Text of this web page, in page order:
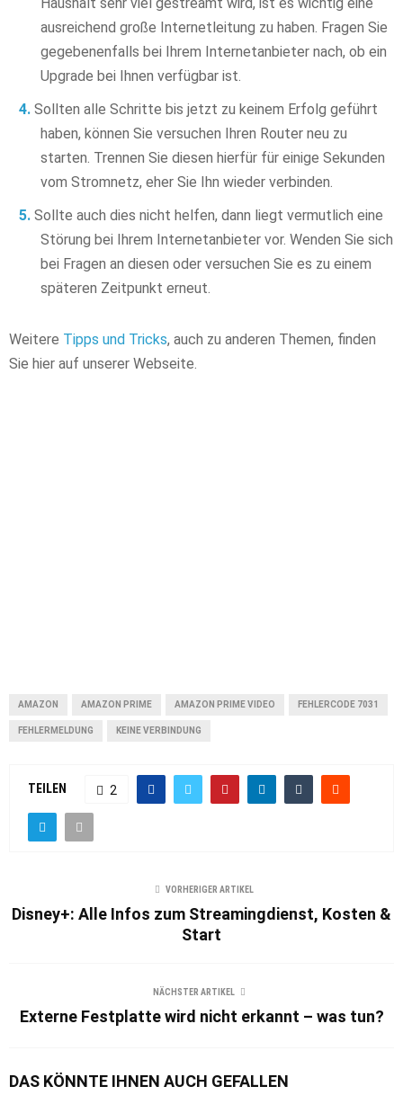
ausreichend große Internetleitung zu haben. Fragen Sie
gegebenenfalls bei Ihrem Internetanbieter nach, ob ein
Upgrade bei Ihnen verfügbar ist.
Sollten alle Schritte bis jetzt zu keinem Erfolg geführt
haben, können Sie versuchen Ihren Router neu zu
starten. Trennen Sie diesen hierfür für einige Sekunden
vom Stromnetz, eher Sie Ihn wieder verbinden.
Sollte auch dies nicht helfen, dann liegt vermutlich eine
Störung bei Ihrem Internetanbieter vor. Wenden Sie sich
bei Fragen an diesen oder versuchen Sie es zu einem
späteren Zeitpunkt erneut.
Weitere Tipps und Tricks, auch zu anderen Themen, finden
Sie hier auf unserer Webseite.
AMAZON AMAZON PRIME AMAZON PRIME VIDEO FEHLERCODE 7031
FEHLERMELDUNG KEINE VERBINDUNG
TEILEN 2
VORHERIGER ARTIKEL
Disney+: Alle Infos zum Streamingdienst, Kosten &
Start
NÄCHSTER ARTIKEL
Externe Festplatte wird nicht erkannt – was tun?
DAS KÖNNTE IHNEN AUCH GEFALLEN